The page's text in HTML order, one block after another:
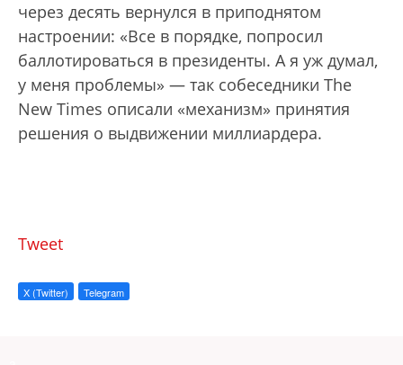
через десять вернулся в приподнятом
настроении: «Все в порядке, попросил
баллотироваться в президенты. А я уж думал,
у меня проблемы» — так собеседники The
New Times описали «механизм» принятия
решения о выдвижении миллиардера.
Tweet
X (Twitter) Telegram